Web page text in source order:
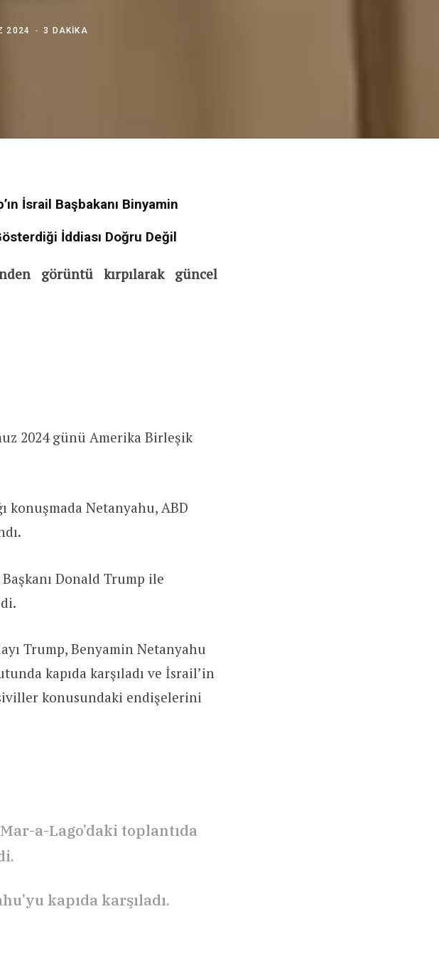
2024 3 DAKIKA
İsrail Başbakanı Binyamin
İddiası Doğru Değil
görüntü kırpılarak güncel
2024 günü Amerika Birleşik
konuşmada Netanyahu, ABD
Donald Trump ile
Trump, Benyamin Netanyahu
kapıda karşıladı ve İsrail’in
konusundaki endişelerini
a-Lago’daki toplantıda
kapıda karşıladı.